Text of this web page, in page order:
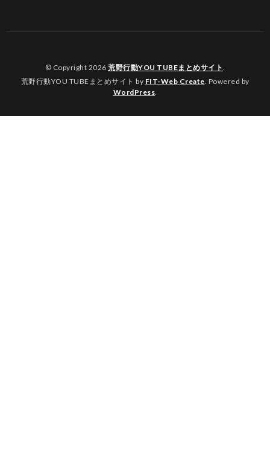
© Copyright 2026 荒野行動YOU TUBEまとめサイト
荒野行動YOU TUBEまとめサイト by FIT-Web Create . Powered by
WordPress